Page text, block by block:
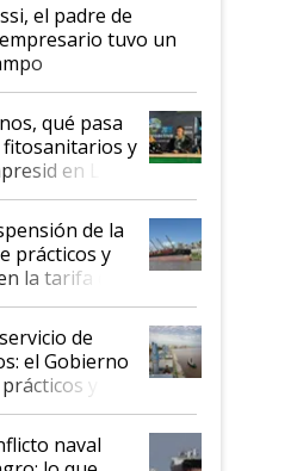
el padre de
tuvo un
qué pasa
fitosanitarios y
en La
de la
prácticos y
la tarifa de
de
el Gobierno
y
de
naval